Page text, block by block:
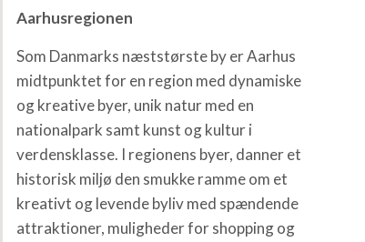
Aarhusregionen
Som Danmarks næststørste by er Aarhus
midtpunktet for en region med dynamiske
og kreative byer, unik natur med en
nationalpark samt kunst og kultur i
verdensklasse. I regionens byer, danner et
historisk miljø den smukke ramme om et
kreativt og levende byliv med spændende
attraktioner, muligheder for shopping og